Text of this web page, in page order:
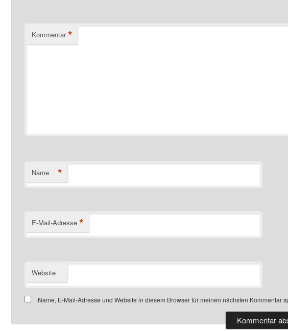
Kommentar *
Name *
E-Mail-Adresse *
Website
Name, E-Mail-Adresse und Website in diesem Browser für meinen nächsten Kommentar